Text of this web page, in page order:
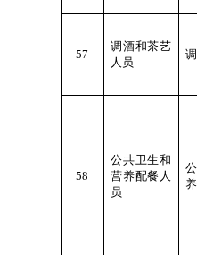
57
调酒和茶艺
人员
58
公共卫生和
营养配餐人
员